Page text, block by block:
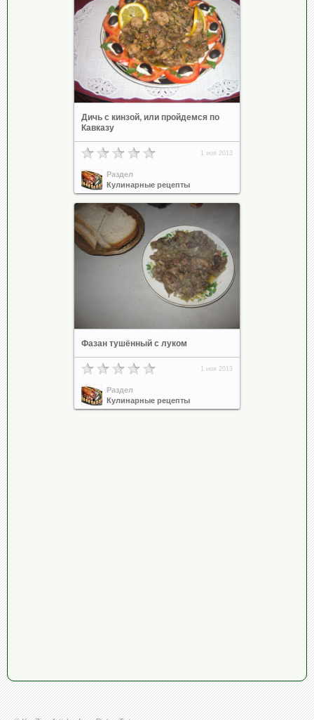
Дичь с кинзой, или пройдемся по
Кавказу
1 ноя 2013
Раздел
Кулинарные рецепты
Фазан тушённый с луком
1 ноя 2013
Раздел
Кулинарные рецепты